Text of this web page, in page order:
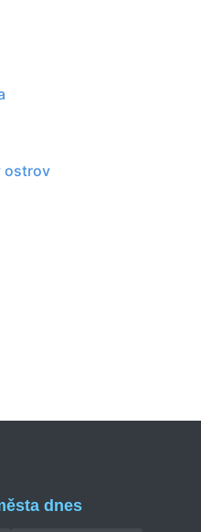
ostrov
dnes